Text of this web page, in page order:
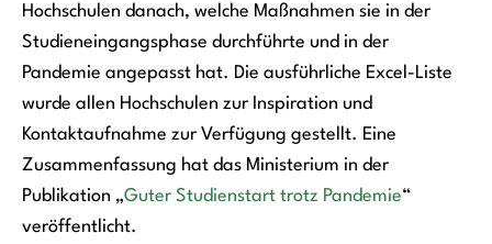
Hochschulen danach, welche Maßnahmen sie in der
Studieneingangsphase durchführte und in der
Pandemie angepasst hat. Die ausführliche Excel-Liste
wurde allen Hochschulen zur Inspiration und
Kontaktaufnahme zur Verfügung gestellt. Eine
Zusammenfassung hat das Ministerium in der
Publikation „Guter Studienstart trotz Pandemie“
veröffentlicht.